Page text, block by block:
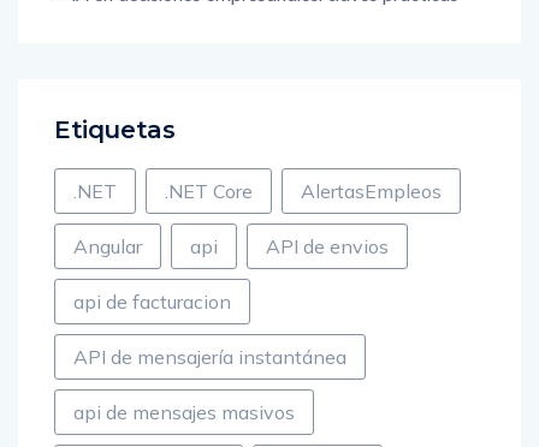
Etiquetas
.NET .NET Core AlertasEmpleos
Angular api API de envios
api de facturacion
API de mensajería instantánea
api de mensajes masivos